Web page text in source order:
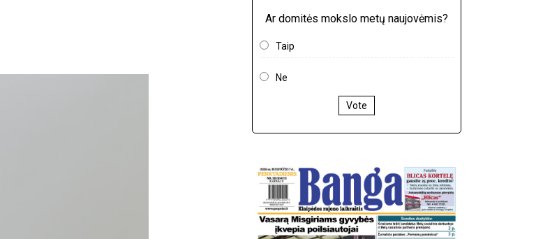
Ar domitės mokslo metų naujovėmis?
Taip
Ne
Vote